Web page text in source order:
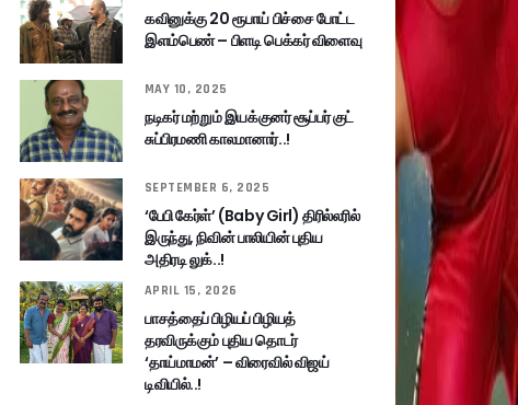
கவினுக்கு 20 ரூபாய் பிச்சை போட்ட
இளம்பெண் – பிளடி பெக்கர் விளைவு
MAY 10, 2025
நடிகர் மற்றும் இயக்குனர் சூப்பர் குட்
சுப்பிரமணி காலமானார்..!
SEPTEMBER 6, 2025
‘பேபி கேர்ள்’ (Baby Girl) திரில்லரில்
இருந்து, நிவின் பாலியின் புதிய
அதிரடி லுக்..!
APRIL 15, 2026
பாசத்தைப் பிழியப் பிழியத்
தரவிருக்கும் புதிய தொடர்
‘தாய்மாமன்’ – விரைவில் விஜய்
டிவியில்..!